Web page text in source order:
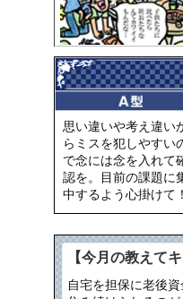
思い違いや考え違い
らミスを犯しやすい
で念には念を入れて
認を。目前の課題に
中するよう心掛けて！
【今月の教えて
自宅を担保に老後